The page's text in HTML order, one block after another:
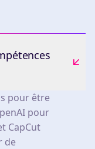
pour être
pour
CapCut
de